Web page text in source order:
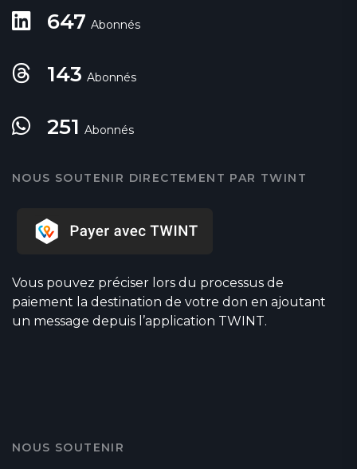
647 Abonnés
143 Abonnés
251 Abonnés
NOUS SOUTENIR DIRECTEMENT PAR TWINT
Vous pouvez préciser lors du processus de
paiement la destination de votre don en ajoutant
un message depuis l’application TWINT.
NOUS SOUTENIR